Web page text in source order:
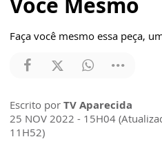
Faça você mesmo essa peça,
Escrito por TV Aparecida
25 NOV 2022 - 15H04
11H52)